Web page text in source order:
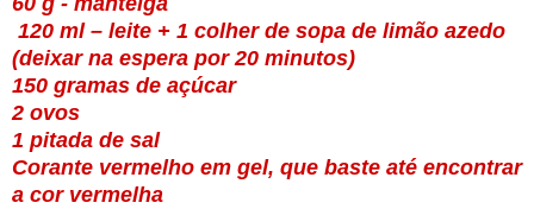
120 ml – leite + 1 colher de sopa de limão azedo
(deixar na espera por 20 minutos)
150 gramas de açúcar
2 ovos
1 pitada de sal
Corante vermelho em gel, que baste até encontrar
a cor vermelha